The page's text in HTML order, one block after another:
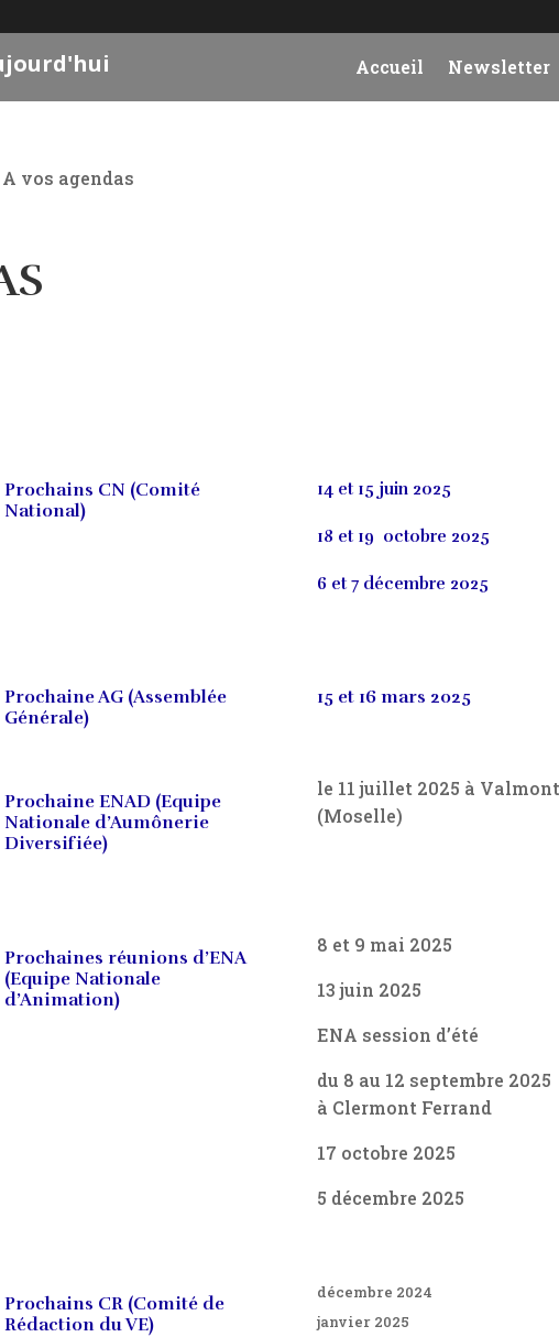
Accueil Newsletter
A vos agendas
Prochains CN (Comité
National)
14 et 15 juin 2025
18 et 19 octobre 2025
6 et 7 décembre 2025
Prochaine AG (Assemblée
Générale)
15 et 16 mars 2025
Prochaine ENAD (Equipe
Nationale d’Aumônerie
Diversifiée)
le 11 juillet 2025 à Valmont
(Moselle)
Prochaines réunions d’ENA
(Equipe Nationale
d’Animation)
8 et 9 mai 2025
13 juin 2025
ENA session d’été
du 8 au 12 septembre 2025
à Clermont Ferrand
17 octobre 2025
5 décembre 2025
Prochains CR (Comité de
Rédaction du VE)
décembre 2024
janvier 2025